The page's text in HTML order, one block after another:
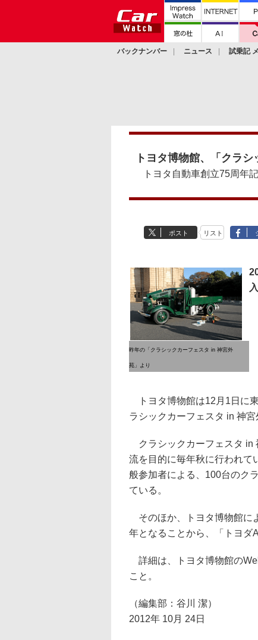
バックナンバー ニュース 試乗記
トヨタ博物館、「クラ
トヨタ自動車創立75周年
ポスト リスト
昨年の「クラシックカーフェスタ in 神宮外
苑」より
トヨタ博物館は12月1日に
ラシックカーフェスタ in 神
クラシックカーフェスタ in
流を目的に毎年秋に行われて
般参加者による、100台のク
ている。
そのほか、トヨタ博物館に
年となることから、「トヨダ
詳細は、トヨタ博物館の
こと。
（編集部：谷川 潔）
2012年 10月 24日